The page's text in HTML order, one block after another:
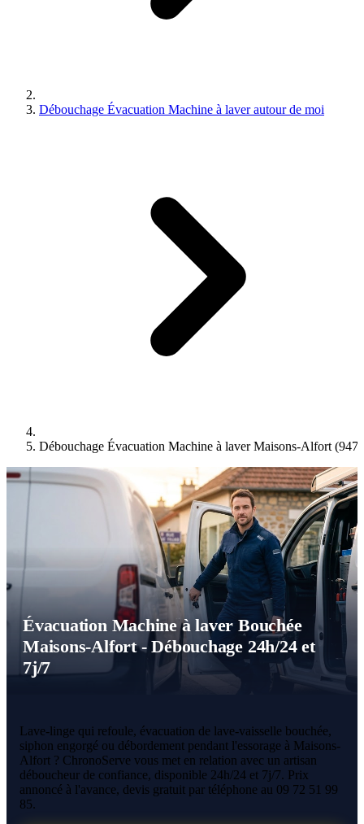
Débouchage Évacuation Machine à laver autour de moi
Débouchage Évacuation Machine à laver Maisons-Alfort
Évacuation Machine à laver Bouchée
Maisons-Alfort - Débouchage 24h/24 et
7j/7
Lave-linge qui refoule, évacuation de lave-vaisselle bouchée,
siphon engorgé ou débordement pendant l'essorage à Maisons-
Alfort ? ChronoServe vous met en relation avec un artisan
déboucheur de confiance, disponible 24h/24 et 7j/7. Prix
annoncé à l'avance, devis gratuit par téléphone au 09 72 51 99
85.